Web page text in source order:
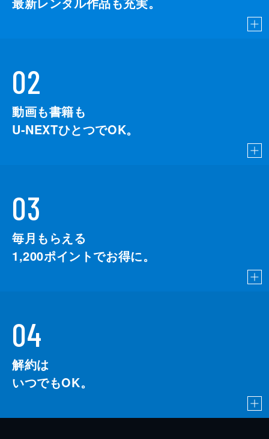
02
動画も書籍も
U-NEXTひとつでOK。
03
毎月もらえる
1,200ポイントでお得に。
04
解約は
いつでもOK。